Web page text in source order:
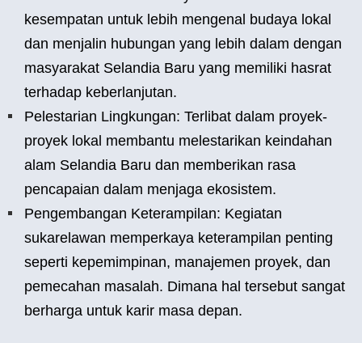
kesempatan untuk lebih mengenal budaya lokal
dan menjalin hubungan yang lebih dalam dengan
masyarakat Selandia Baru yang memiliki hasrat
terhadap keberlanjutan.
Pelestarian Lingkungan: Terlibat dalam proyek-
proyek lokal membantu melestarikan keindahan
alam Selandia Baru dan memberikan rasa
pencapaian dalam menjaga ekosistem.
Pengembangan Keterampilan: Kegiatan
sukarelawan memperkaya keterampilan penting
seperti kepemimpinan, manajemen proyek, dan
pemecahan masalah. Dimana hal tersebut sangat
berharga untuk karir masa depan.